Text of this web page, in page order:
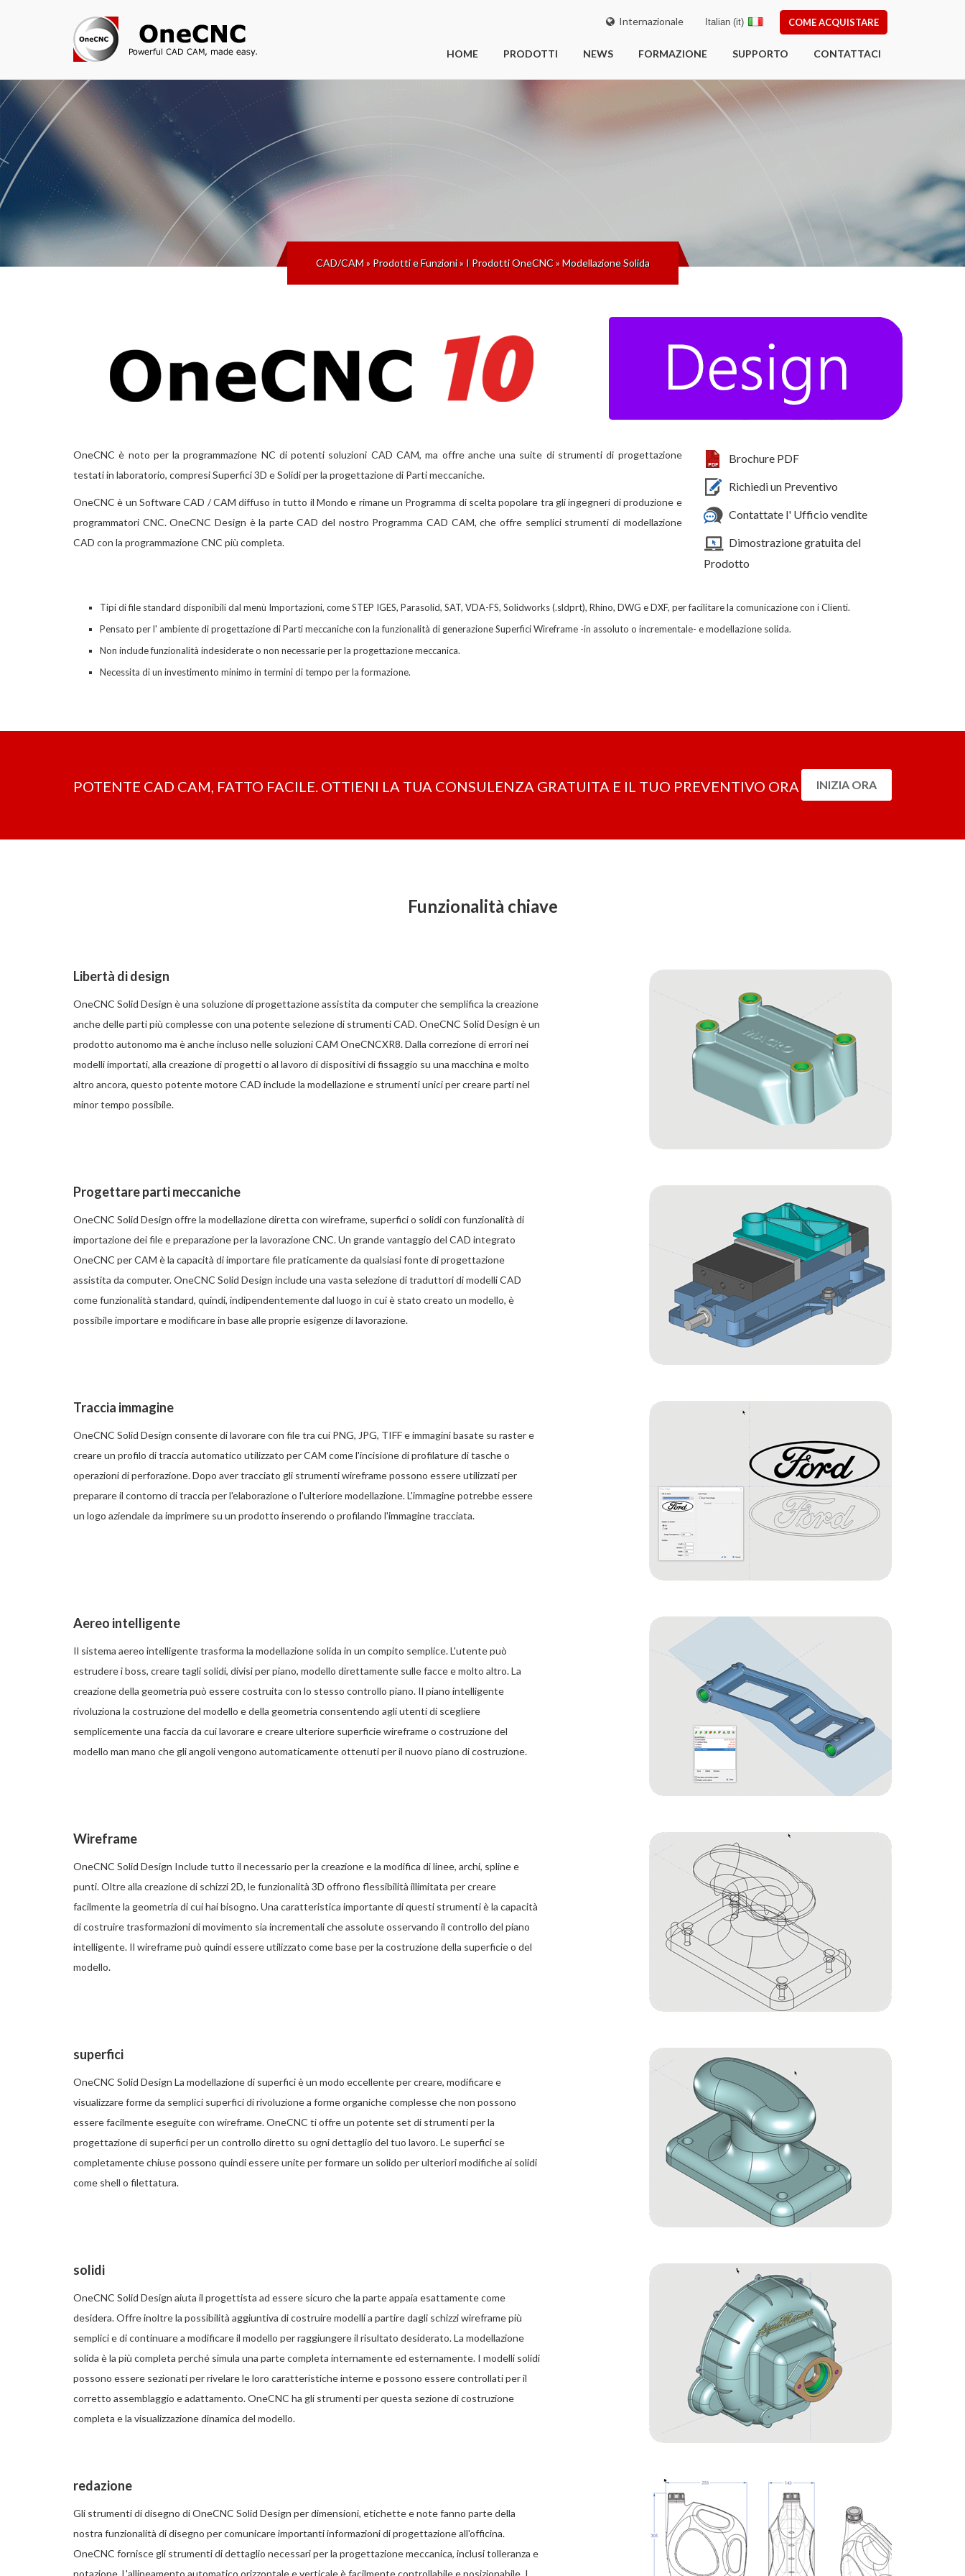
Internazionale COME ACQUISTARE
Italian (it)
HOME PRODOTTI NEWS FORMAZIONE SUPPORTO CONTATTACI
CAD/CAM» Prodotti e Funzioni» I Prodotti OneCNC»Modellazione Solida
OneCNC è noto per la programmazione NC di potenti soluzioni CAD CAM, ma offre anche una suite di strumenti di progettazione
testati in laboratorio, compresi Superfici 3D e Solidi per la progettazione di Parti meccaniche.
OneCNC è un Software CAD / CAM diffuso in tutto il Mondo e rimane un Programma di scelta popolare tra gli ingegneri di produzione e
programmatori CNC. OneCNC Design è la parte CAD del nostro Programma CAD CAM, che offre semplici strumenti di modellazione
CAD con la programmazione CNC più completa.
Brochure PDF
Richiedi un Preventivo
Contattate l' Ufficio vendite
Dimostrazione gratuita del
Prodotto
Tipi di file standard disponibili dal menù Importazioni, come STEP IGES, Parasolid, SAT, VDA-FS, Solidworks (.sldprt), Rhino, DWG e DXF, per facilitare la comunicazione con i Clienti.
Pensato per l' ambiente di progettazione diPartimeccaniche con la funzionalità di generazione Superfici Wireframe -in assoluto o incrementale- e modellazione solida.
Non include funzionalità indesiderate o non necessarie per la progettazione meccanica.
Necessita di un investimento minimo in termini di tempo per la formazione.
POTENTE CAD CAM, FATTO FACILE. OTTIENI LA ​​TUA CONSULENZA GRATUITA E IL TUO PREVENTIVO ORA INIZIA ORA
Funzionalità chiave
Libertà di design
OneCNC Solid Design è una soluzione di progettazione assistita da computer che semplifica la creazione
anche delle parti più complesse con una potente selezione di strumenti CAD. OneCNC Solid Design è un
prodotto autonomo ma è anche incluso nelle soluzioni CAM OneCNCXR8. Dalla correzione di errori nei
modelli importati, alla creazione di progetti o al lavoro di dispositivi di fissaggio su una macchina e molto
altro ancora, questo potente motore CAD include la modellazione e strumenti unici per creare parti nel
minor tempo possibile.
Progettare parti meccaniche
OneCNC Solid Design offre la modellazione diretta con wireframe, superfici o solidi con funzionalità di
importazione dei file e preparazione per la lavorazione CNC. Un grande vantaggio del CAD integrato
OneCNC per CAM è la capacità di importare file praticamente da qualsiasi fonte di progettazione
assistita da computer. OneCNC Solid Design include una vasta selezione di traduttori di modelli CAD
come funzionalità standard, quindi, indipendentemente dal luogo in cui è stato creato un modello, è
possibile importare e modificare in base alle proprie esigenze di lavorazione.
Traccia immagine
OneCNC Solid Design consente di lavorare con file tra cui PNG, JPG, TIFF e immagini basate su raster e
creare un profilo di traccia automatico utilizzato per CAM come l'incisione di profilature di tasche o
operazioni di perforazione. Dopo aver tracciato gli strumenti wireframe possono essere utilizzati per
preparare il contorno di traccia per l'elaborazione o l'ulteriore modellazione. L'immagine potrebbe essere
un logo aziendale da imprimere su un prodotto inserendo o profilando l'immagine tracciata.
Aereo intelligente
Il sistema aereo intelligente trasforma la modellazione solida in un compito semplice. L'utente può
estrudere i boss, creare tagli solidi, divisi per piano, modello direttamente sulle facce e molto altro. La
creazione della geometria può essere costruita con lo stesso controllo piano. Il piano intelligente
rivoluziona la costruzione del modello e della geometria consentendo agli utenti di scegliere
semplicemente una faccia da cui lavorare e creare ulteriore superficie wireframe o costruzione del
modello man mano che gli angoli vengono automaticamente ottenuti per il nuovo piano di costruzione.
Wireframe
OneCNC Solid Design Include tutto il necessario per la creazione e la modifica di linee, archi, spline e
punti. Oltre alla creazione di schizzi 2D, le funzionalità 3D offrono flessibilità illimitata per creare
facilmente la geometria di cui hai bisogno. Una caratteristica importante di questi strumenti è la capacità
di costruire trasformazioni di movimento sia incrementali che assolute osservando il controllo del piano
intelligente. Il wireframe può quindi essere utilizzato come base per la costruzione della superficie o del
modello.
superfici
OneCNC Solid Design La modellazione di superfici è un modo eccellente per creare, modificare e
visualizzare forme da semplici superfici di rivoluzione a forme organiche complesse che non possono
essere facilmente eseguite con wireframe. OneCNC ti offre un potente set di strumenti per la
progettazione di superfici per un controllo diretto su ogni dettaglio del tuo lavoro. Le superfici se
completamente chiuse possono quindi essere unite per formare un solido per ulteriori modifiche ai solidi
come shell o filettatura.
solidi
OneCNC Solid Design aiuta il progettista ad essere sicuro che la parte appaia esattamente come
desidera. Offre inoltre la possibilità aggiuntiva di costruire modelli a partire dagli schizzi wireframe più
semplici e di continuare a modificare il modello per raggiungere il risultato desiderato. La modellazione
solida è la più completa perché simula una parte completa internamente ed esternamente. I modelli solidi
possono essere sezionati per rivelare le loro caratteristiche interne e possono essere controllati per il
corretto assemblaggio e adattamento. OneCNC ha gli strumenti per questa sezione di costruzione
completa e la visualizzazione dinamica del modello.
redazione
Gli strumenti di disegno di OneCNC Solid Design per dimensioni, etichette e note fanno parte della
nostra funzionalità di disegno per comunicare importanti informazioni di progettazione all'officina.
OneCNC fornisce gli strumenti di dettaglio necessari per la progettazione meccanica, inclusi tolleranza e
notazione. L'allineamento automatico orizzontale e verticale è facilmente controllabile e posizionabile. I